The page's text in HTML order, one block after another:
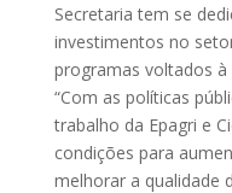
Secretaria tem se
investimentos no
programas voltados
“Com as políticas
trabalho da Epagri e
condições para
melhorar a qualidade